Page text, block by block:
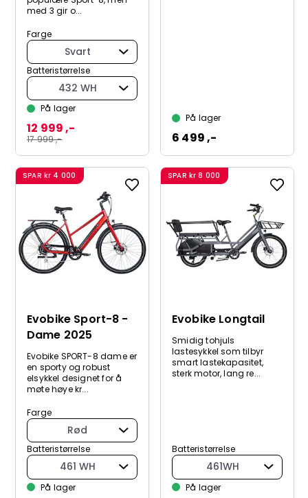
med 3 gir o...
Farge
Svart
Batteristørrelse
432 WH
På lager
17 999 ,-
12 999 ,-
På lager
6 499 ,-
SPAR kr 4 000
Evobike Sport-8 -
Dame 2025
Evobike SPORT-8 dame er
en sporty og robust
elsykkel designet for å
møte høye kr...
Farge
Rød
Batteristørrelse
461 WH
På lager
SPAR kr 8 000
Evobike Longtail
Smidig tohjuls
lastesykkel som tilbyr
smart lastekapasitet,
sterk motor, lang re...
Batteristørrelse
461WH
På lager